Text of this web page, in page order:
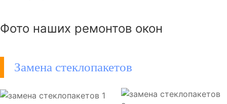
Фото наших ремонтов окон
Замена стеклопакетов